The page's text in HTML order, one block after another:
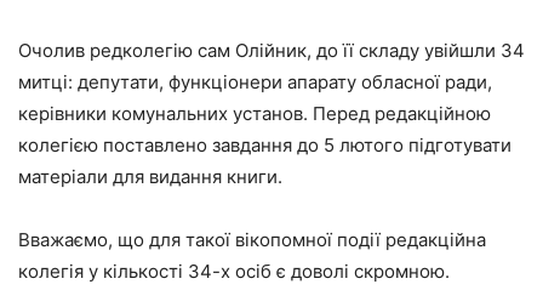
Очолив редколегію сам Олійник, до її складу увійшли 34
митці: депутати, функціонери апарату обласної ради,
керівники комунальних установ. Перед редакційною
колегією поставлено завдання до 5 лютого підготувати
матеріали для видання книги.
Вважаємо, що для такої вікопомної події редакційна
колегія у кількості 34-х осіб є доволі скромною.